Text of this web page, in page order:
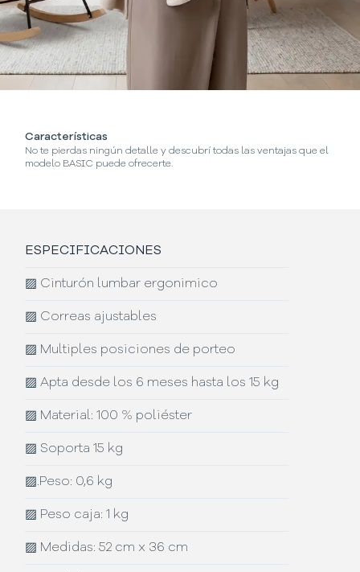
Características
No te pierdas ningún detalle y descubrí todas las ventajas que el
modelo BASIC puede ofrecerte.
ESPECIFICACIONES
▨ Cinturón lumbar ergonimico
▨ Correas ajustables
▨ Multiples posiciones de porteo
▨ Apta desde los 6 meses hasta los 15 kg
▨ Material: 100 % poliéster
▨ Soporta 15 kg
▨.Peso: 0,6 kg
▨ Peso caja: 1 kg
▨ Medidas: 52 cm x 36 cm